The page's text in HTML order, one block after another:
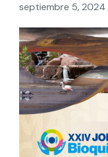
septiembre 5, 2024